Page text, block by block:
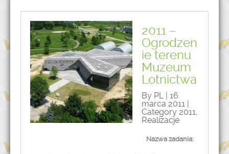
2011 –
Ogrodzen
ie terenu
Muzeum
Lotnictwa
By PL | 16
marca 2011 |
Category 2011,
Realizacje
Nazwa zadania: